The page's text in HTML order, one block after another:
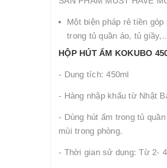
Một biện pháp rẻ tiền
trong tủ quần áo, tủ
HỘP HÚT ẨM KOKUBO
- Dung tích: 450ml
- Hàng nhập khẩu từ Nhật
- Dùng hút ẩm trong tủ
mùi trong phòng.
- Thời gian sử dụng: Từ 2-